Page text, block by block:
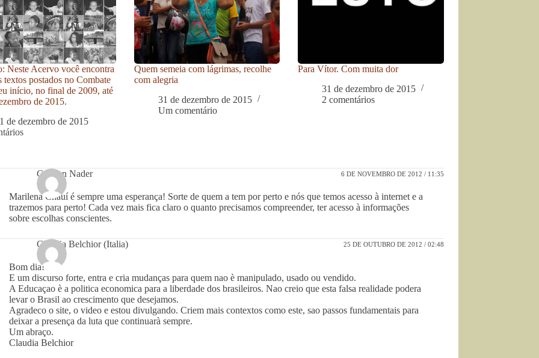
Neste Acervo você encontra
textos postados no Combate
início, no final de 2009, até
de 2015.
de dezembro de 2015
Quem semeia com lágrimas, recolhe
com alegria
31 de dezembro de 2015
Um comentário
Para Vítor. Com muita dor
31 de dezembro de 2015
2 comentários
Carmen Nader 6 DE NOVEMBRO DE 2012 / 11:35
Marilena Chauí é sempre uma esperança! Sorte de quem a tem por perto e nós que temos acesso à internet e a
trazemos para perto! Cada vez mais fica claro o quanto precisamos compreender, ter acesso à informações
sobre escolhas conscientes.
Claudia Belchior (Italia) 25 DE OUTUBRO DE 2012 / 02:48
Bom dia!
E um discurso forte, entra e cria mudanças para quem nao è manipulado, usado ou vendido.
A Educaçao è a politica economica para a liberdade dos brasileiros. Nao creio que esta falsa realidade podera
levar o Brasil ao crescimento que desejamos.
Agradeco o site, o video e estou divulgando. Criem mais contextos como este, sao passos fundamentais para
deixar a presença da luta que continuarà sempre.
Um abraço.
Claudia Belchior